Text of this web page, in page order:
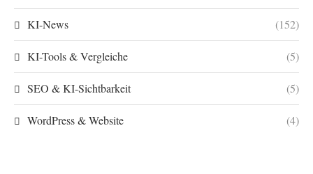
KI-News (152)
KI-Tools & Vergleiche (5)
SEO & KI-Sichtbarkeit (5)
WordPress & Website (4)